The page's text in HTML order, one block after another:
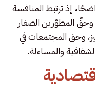
إذ ترتبط المنافسة
وحقّ المطوّرين الصغار
وحق المجتمعات في
والمساءلة.